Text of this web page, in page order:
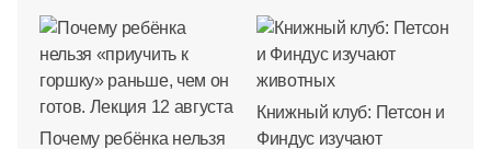
Почему ребёнка нельзя
Книжный клуб: Петсон и
Финдус изучают